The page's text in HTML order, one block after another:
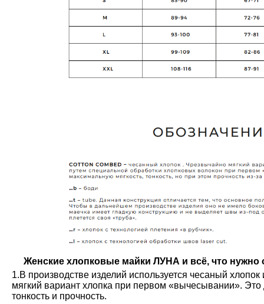
Женские хлопковые майки ЛУНА и всё, что нужно
1.В производстве изделий используется чесаный
мягкий вариант хлопка при первом «вычесывании». Это
тонкость и прочность.